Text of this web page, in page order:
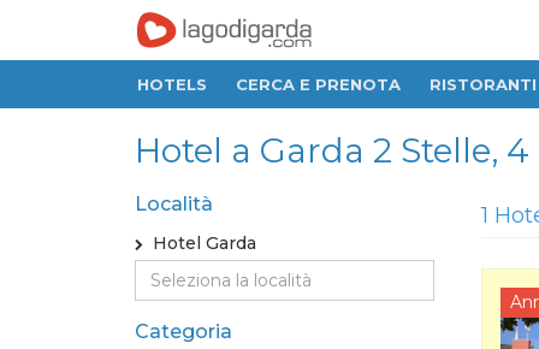
HOTELS CERCA E PRENOTA RISTORANTI
Hotel a Garda 2 Stelle, 4
Località
Hotel Garda
Categoria
1